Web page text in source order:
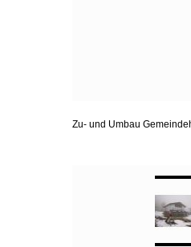
Zu- und Umbau